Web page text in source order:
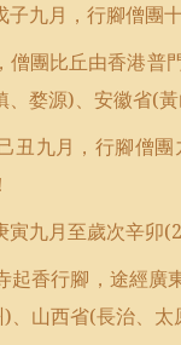
子九月，行腳僧團
僧團比丘由香港普
、婺源)、安徽省(
丑九月，行腳僧
寅九月至歲次辛卯
起香行腳，途經廣
)、山西省(長治、太